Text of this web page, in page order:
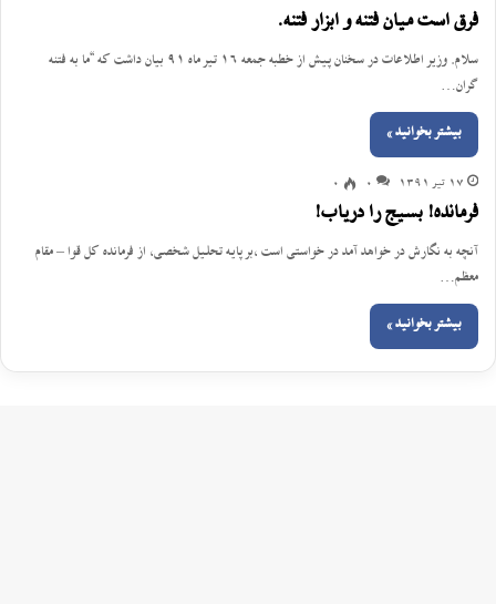
فرق است میان فتنه و ابزار فتنه.
سلام. وزیر اطلاعات در سخنان پیش از خطبه جمعه 16 تیر ماه 91 بیان داشت که “ما به فتنه
گران…
بیشتر بخوانید »
17 تیر 1391 0
0
فرمانده! بسیج را دریاب!
آنچه به نگارش در خواهد آمد در خواستی است ،بر پایه تحلیل شخصی، از فرمانده کل قوا – مقام
معظم…
بیشتر بخوانید »